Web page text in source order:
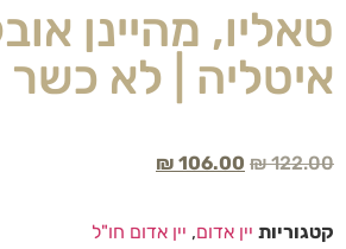
טאליו, מהיינן
איטליה | לא כשר
₪122.00
₪ 106.00
קטגוריות יין אדום, יין אדום חו"ל